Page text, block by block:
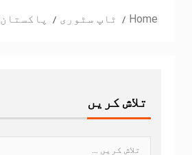
Home ٹاپ سٹوری پاکستان
تلاش کریں